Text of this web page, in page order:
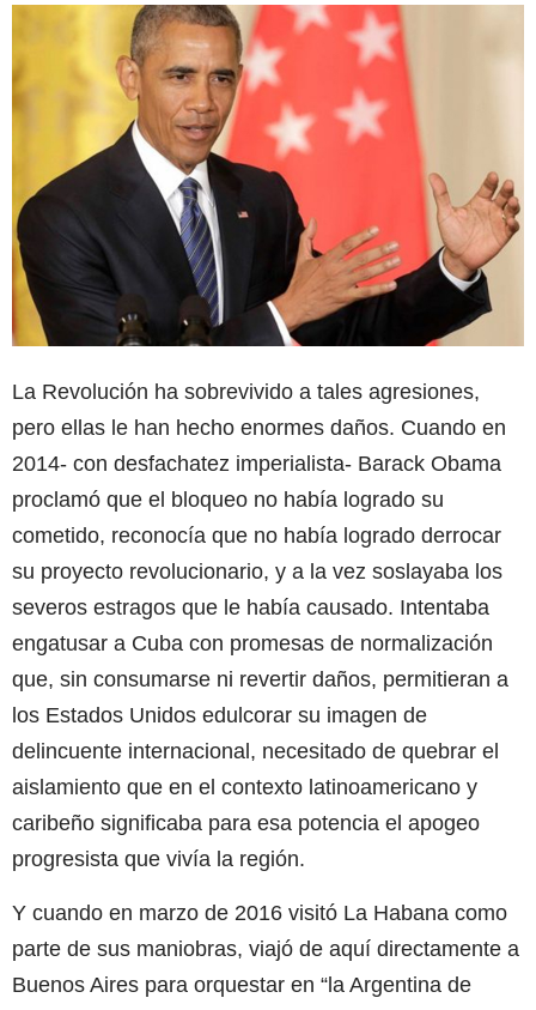
La Revolución ha sobrevivido a tales agresiones,
pero ellas le han hecho enormes daños. Cuando en
2014- con desfachatez imperialista- Barack Obama
proclamó que el bloqueo no había logrado su
cometido, reconocía que no había logrado derrocar
su proyecto revolucionario, y a la vez soslayaba los
severos estragos que le había causado. Intentaba
engatusar a Cuba con promesas de normalización
que, sin consumarse ni revertir daños, permitieran a
los Estados Unidos edulcorar su imagen de
delincuente internacional, necesitado de quebrar el
aislamiento que en el contexto latinoamericano y
caribeño significaba para esa potencia el apogeo
progresista que vivía la región.
Y cuando en marzo de 2016 visitó La Habana como
parte de sus maniobras, viajó de aquí directamente a
Buenos Aires para orquestar en “la Argentina de